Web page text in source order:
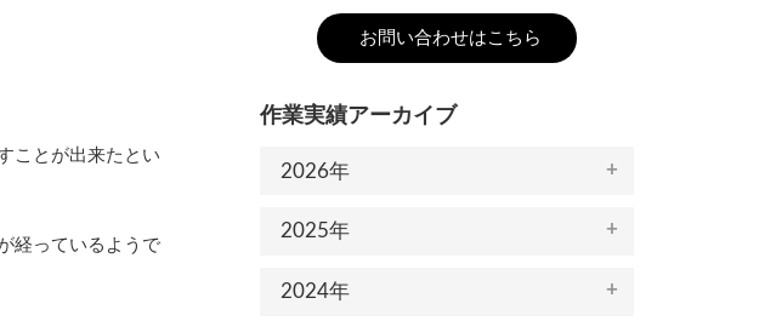
ことが出来たとい
経っているようで
お問い合わせはこちら
作業実績アーカイブ
2026年
2025年
2024年